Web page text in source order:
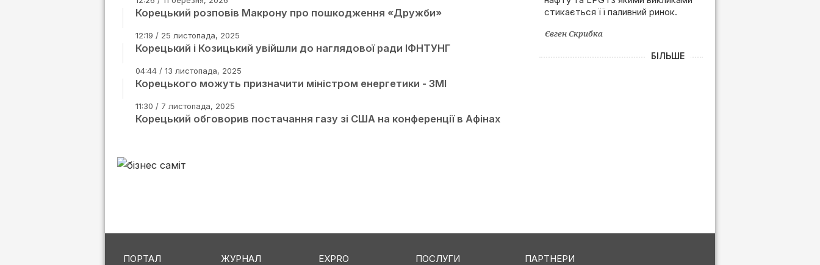
Корецький розповів Макрону про пошкодження «Дружби»
12:19 / 25 листопада, 2025
Корецький і Козицький увійшли до наглядової ради ІФНТУНГ
04:44 / 13 листопада, 2025
Корецького можуть призначити міністром енергетики - ЗМІ
11:30 / 7 листопада, 2025
Корецький обговорив постачання газу зі США на конференції в Афінах
залежності від РФ
стикається її паливний ринок.
Євген Скрибка
БІЛЬШЕ
ПОРТАЛ ЖУРНАЛ EXPRO ПОСЛУГИ ПАРТНЕРИ